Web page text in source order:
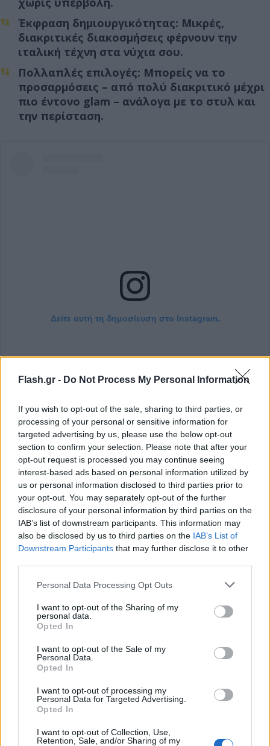
Flash.gr - Do Not Process My Personal Information
If you wish to opt-out of the sale, sharing to third parties, or
processing of your personal or sensitive information for
targeted advertising by us, please use the below opt-out
section to confirm your selection. Please note that after your
opt-out request is processed you may continue seeing
interest-based ads based on personal information utilized by
us or personal information disclosed to third parties prior to
your opt-out. You may separately opt-out of the further
disclosure of your personal information by third parties on the
IAB’s list of downstream participants. This information may
also be disclosed by us to third parties on the IAB’s List of
Downstream Participants that may further disclose it to other
Please note that this website/app uses one or more Google
not limited to your visit or usage behaviour. You may click to
grant or deny consent to Google and its third-party tags to
use your data for below specified purposes in below Google
consent section.
Personal Data Processing Opt Outs
I want to opt-out of the Sharing of my
personal data.
Opted In
I want to opt-out of the Sale of my
Personal Data.
Opted In
I want to opt-out of processing my
Personal Data for Targeted Advertising.
Opted In
I want to opt-out of Collection, Use,
Retention, Sale, and/or Sharing of my
Έκφραση δημιουργικότητας: Μικρές,
διακριτικές διακοσμήσεις φέρνουν την
ιταλική τέχνη στα νύχια σου.
Πολλαπλές επιλογές: Μπορείς να το
προσαρμόσεις – από πολύ διακριτικό μέχρι
πιο έντονο glam – ανάλογα με το στυλ και
την περίσταση.
Δείτε αυτή τη δημοσίευση στο Instagram.
Βήμα-βήμα οδηγός για ιταλικό μανικιούρ στο
σπίτι
Προετοιμασία
Καθάρισε και λιμάρισε τα νύχια σε φυσικό
σχήμα almond ή soft square.
Ωρίμασε τα πετσάκια με λάδι και απώθησέ
τα ελαφρά.
Εφάρμοσε ένα στρώμα base coat για
προστασία.
να στεγνώσει καλά μεταξύ τους.